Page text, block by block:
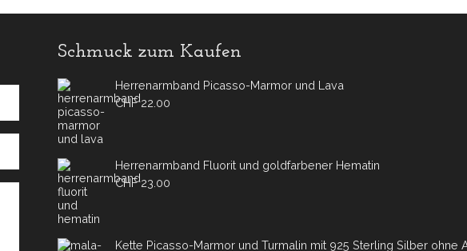
Schmuck zum Kaufen
Herrenarmband Picasso-Marmor und Lava
CHF22.00
Herrenarmband Fluorit und goldfarbener Hematin
CHF23.00
Kette Picasso-Marmor und Turmalin mit 925 Sterling Silber ohne